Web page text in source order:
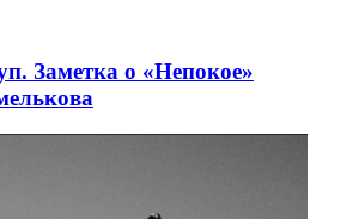
Заметка о «Непокое»